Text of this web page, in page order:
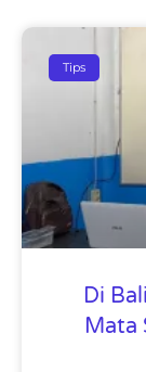
Tips
Di
Mata